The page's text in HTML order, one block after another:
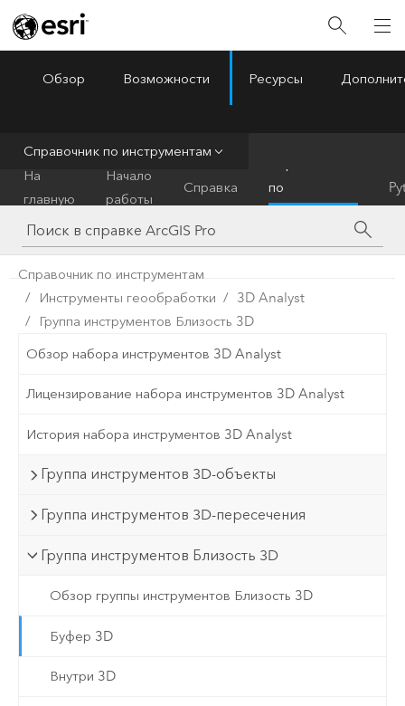
ArcGIS Pro
Обзор Возможности Ресурсы
Справочник по инструментам
На
главную
Начало
работы
Справка
по
инструментам
Справочник по инструментам
Инструменты геообработки
3D Analyst
Группа инструментов Близость 3D
Обзор набора инструментов 3D Analyst
Лицензирование набора инструментов 3D Analyst
История набора инструментов 3D Analyst
Группа инструментов 3D-объекты
Группа инструментов 3D-пересечения
Группа инструментов Близость 3D
Обзор группы инструментов Близость 3D
Буфер 3D
Внутри 3D